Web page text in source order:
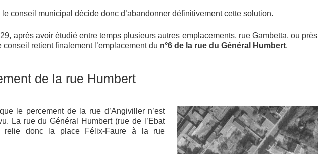
le conseil municipal décide donc d’abandonner définitivement cette solution.
après avoir étudié entre temps plusieurs autres emplacements, rue Gambetta, ou près
conseil retient finalement l’emplacement du n°6 de la rue du Général Humbert.
de la rue Humbert
le percement de la rue d’Angiviller n’est
La rue du Général Humbert (rue de l’Ebat
relie donc la place Félix-Faure à la rue